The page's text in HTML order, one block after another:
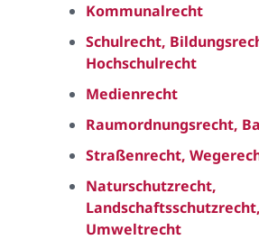
Kommunalrecht
Schulrecht,
Hochschulrecht
Medienrecht
Raumordnungsrecht,
Straßenrecht,
Naturschutzrecht,
Landschaftsschutzrecht,
Umweltrecht